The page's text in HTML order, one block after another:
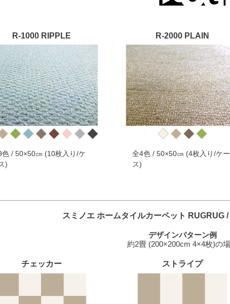
R-1000 RIPPLE
色 / 50×50㎝ (10枚入り/ケ
)
R-2000 PLAIN
全4色 / 50×50㎝ (4枚入り/ケー
ス)
スミノエ ホームタイルカーペット RUGRUG
デザインパターン例
約2畳 (200×200cm 4×4枚)の
チェッカー ストライプ